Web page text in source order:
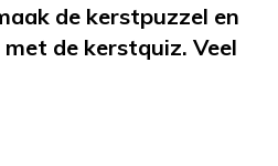
de kerstpuzzel en
de kerstquiz. Veel